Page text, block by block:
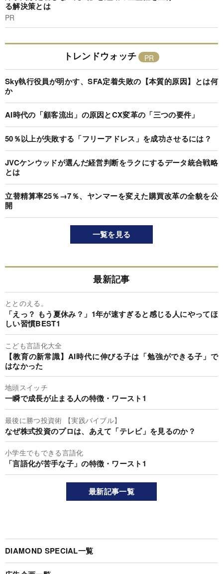
る解決策とは
PR
トレンドウォッチ
Sky執行役員が明かす、SFA定着失敗の【本質的原因】とは何
か
AI時代の「顧客流出」の原因とCX変革の「三つの要件」
50％以上が失敗する「フリーアドレス」を成功させるには？
JVCケンウッドが選んだ経営判断をラクにするデータ統合戦略
とは
立替精算率25％→7％、ヤンマーを変えた購買改革の全貌を公
開
一覧を見る
最新記事
ととのえる。
「えっ？ もう夏休み？」1年が速すぎると感じる人にやってほ
しい習慣BEST1
こども言語化大全
【教育の新常識】AI時代に伸びる子は「勉強ができる子」で
はなかった
地頭スイッチ
一瞬で成長が止まる人の特徴・ワースト1
最後に勝つ投資術 【実践バイブル】
なぜ株式投資のプロは、あえて「テレビ」を見るのか？
小学生でもできる言語化
「言語化が苦手な子」の特徴・ワースト1
最新記事一覧
DIAMOND SPECIAL一覧